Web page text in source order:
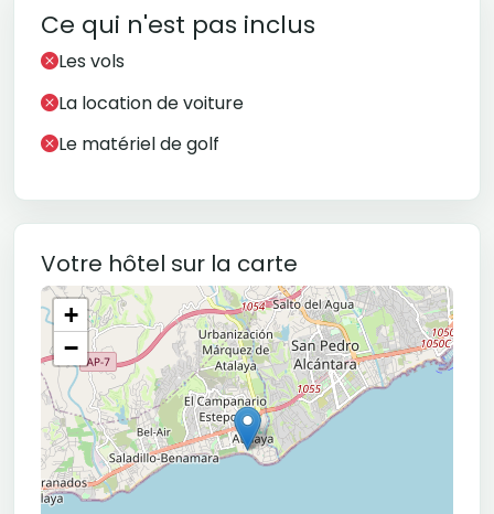
Ce qui n'est pas inclus
Les vols
La location de voiture
Le matériel de golf
Votre hôtel sur la carte
+
−